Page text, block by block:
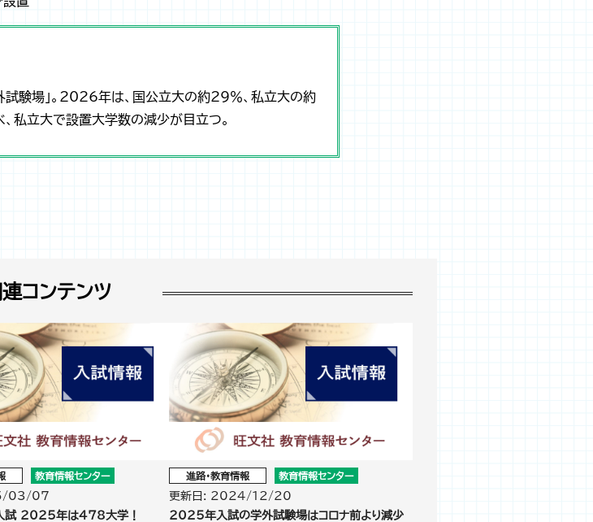
試験場」。2026年は、国公立大の約29％、私立大の約
私立大で設置大学数の減少が目立つ。
連コンテンツ
教育情報センター
03/07
試 2025年は478大学！
進路・教育情報 教育情報センター
更新日: 2024/12/20
2025年入試の学外試験場はコロナ前より減少